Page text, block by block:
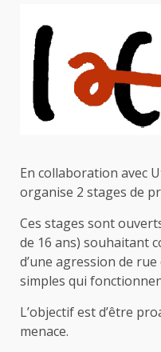
En collaboration avec
organise 2 stages de
Ces stages sont
de 16 ans) souhaitant
d’une agression de
simples qui
L’objectif est d’être
menace.